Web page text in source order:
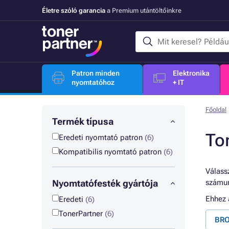
Életre szóló garancia a Premium utántöltőinkre
Patron minden
nyomtatóhoz
Elektronika
+ IT
Termék típusa
Eredeti nyomtató patron (6)
Kompatibilis nyomtató patron (6)
Nyomtatófesték gyártója
Eredeti (6)
TonerPartner (6)
Főoldal